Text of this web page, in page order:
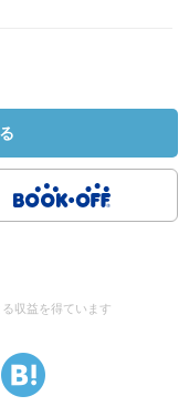
収益を得ています